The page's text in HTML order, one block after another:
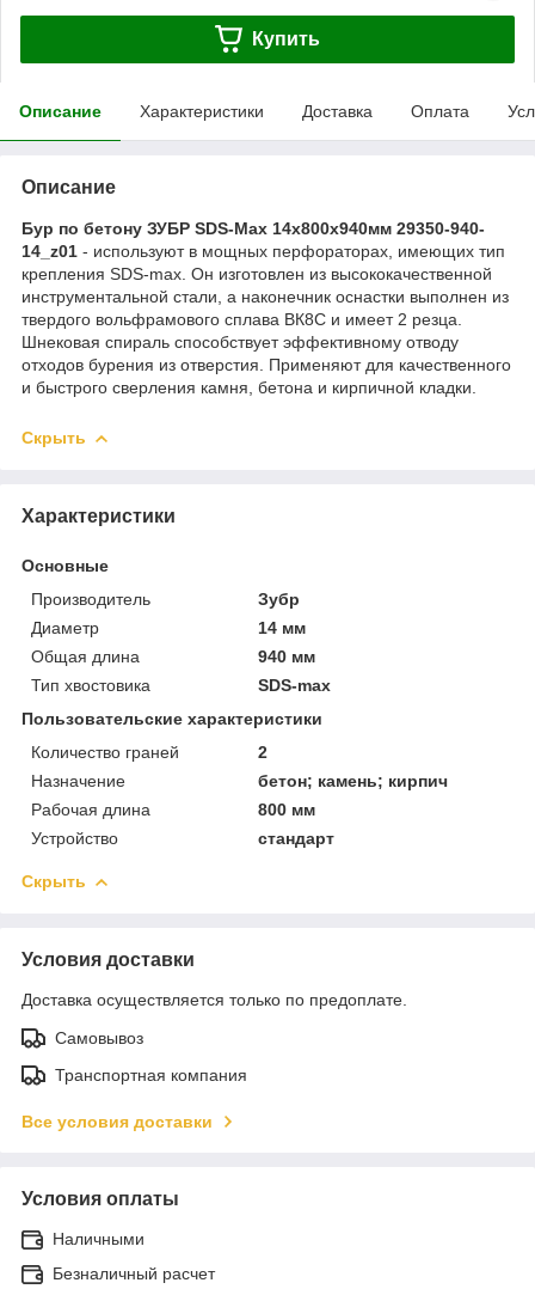
Купить
Описание Характеристики Доставка Оплата
Описание
Бур по бетону ЗУБР SDS-Max 14х800х940мм 29350-940-
14_z01 - используют в мощных перфораторах, имеющих тип
крепления SDS-max. Он изготовлен из высококачественной
инструментальной стали, а наконечник оснастки выполнен из
твердого вольфрамового сплава ВК8С и имеет 2 резца.
Шнековая спираль способствует эффективному отводу
отходов бурения из отверстия. Применяют для качественного
и быстрого сверления камня, бетона и кирпичной кладки.
Скрыть
Характеристики
Основные
Производитель
Зубр
Диаметр
14 мм
Общая длина
940 мм
Тип хвостовика
SDS-max
Пользовательские характеристики
Количество граней
2
Назначение
бетон; камень; кирпич
Рабочая длина
800 мм
Устройство
стандарт
Скрыть
Условия доставки
Доставка осуществляется только по предоплате.
Самовывоз
Транспортная компания
Все условия доставки
Условия оплаты
Наличными
Безналичный расчет